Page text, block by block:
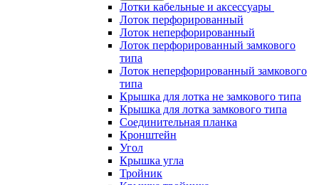
Лотки кабельные и аксессуары
Лоток перфорированный
Лоток неперфорированный
Лоток перфорированный замкового
типа
Лоток неперфорированный замкового
типа
Крышка для лотка не замкового типа
Крышка для лотка замкового типа
Соединительная планка
Кронштейн
Угол
Крышка угла
Тройник